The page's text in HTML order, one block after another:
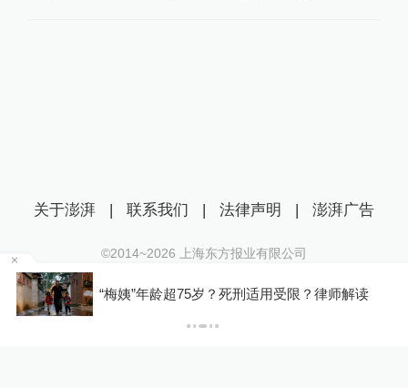
因瞬时客流集中等原因致部分观众入场受阻，浙
江省博物馆致歉
关于澎湃 | 联系我们 | 法律声明 | 澎湃广告
©2014~2026 上海东方报业有限公司
沪ICP证：沪B2-20170116 | 沪ICP备14003370号
互联网新闻信息服务许可证：31120170006
沪公网安备 31010602000299号